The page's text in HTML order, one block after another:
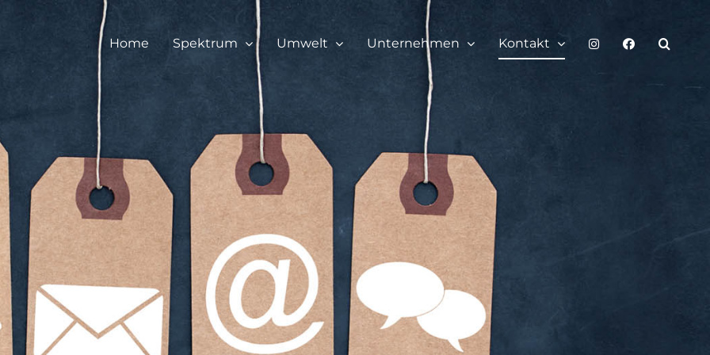
Home Spektrum Umwelt Unternehmen Kontakt